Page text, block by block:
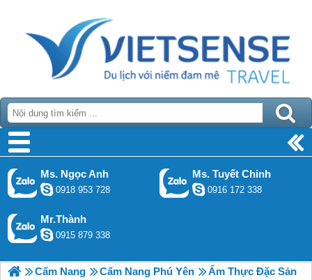
Ms. Ngọc Anh
0918 953 728
Ms. Tuyết Chinh
0916 172 338
Mr.Thành
0915 879 338
Cẩm Nang Cẩm Nang Phú Yên
Ẩm Thực Đặc Sản